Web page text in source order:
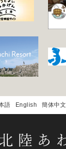
語 English 簡体中文